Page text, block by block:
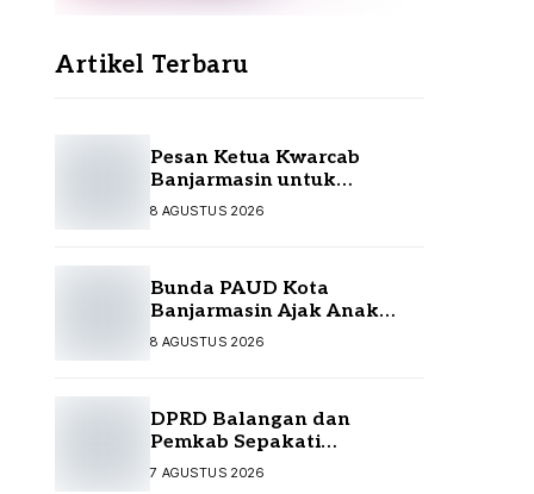
Artikel Terbaru
Pesan Ketua Kwarcab
Banjarmasin untuk
Kontingen Jamnas XII
8 AGUSTUS 2026
Bunda PAUD Kota
Banjarmasin Ajak Anak
Jelajah Literasi di Taman
8 AGUSTUS 2026
DPRD Balangan dan
Pemkab Sepakati
Perubahan APBD 2026
7 AGUSTUS 2026